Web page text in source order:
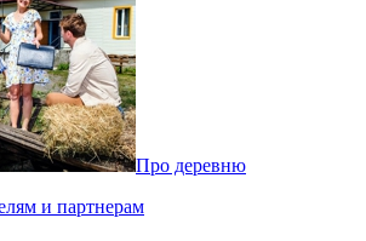
Про деревню
и партнерам